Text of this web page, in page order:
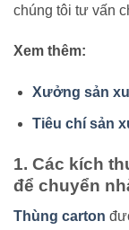
chúng tôi tư vấn
Xem thêm:
Xưởng sản
Tiêu chí sản
1. Các kích
để chuyển
Thùng carton